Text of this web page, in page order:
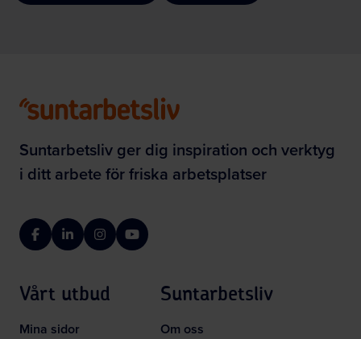
Suntarbetsliv ger dig inspiration och verktyg
i ditt arbete för friska arbetsplatser
FacebookLinkedInInstagramYouTube
Vårt utbud
Mina sidor
Suntarbetsliv
Om oss